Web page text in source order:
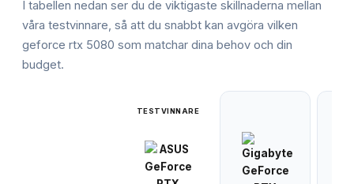
I tabellen nedan ser du de viktigaste skillnaderna mellan
våra testvinnare, så att du snabbt kan avgöra vilken
geforce rtx 5080 som matchar dina behov och din
budget.
TESTVINNARE